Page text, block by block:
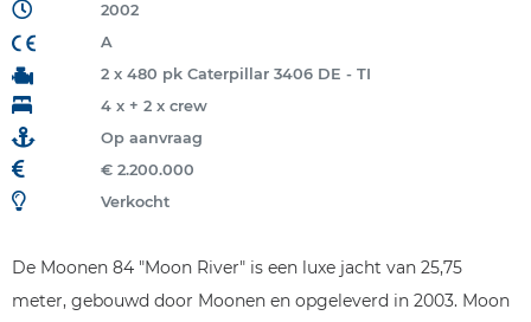
2002
A
2 x 480 pk Caterpillar 3406 DE - TI
4 x + 2 x crew
Op aanvraag
€ 2.200.000
Verkocht
De Moonen 84 "Moon River" is een luxe jacht van 25,75
meter, gebouwd door Moonen en opgeleverd in 2003. Moon